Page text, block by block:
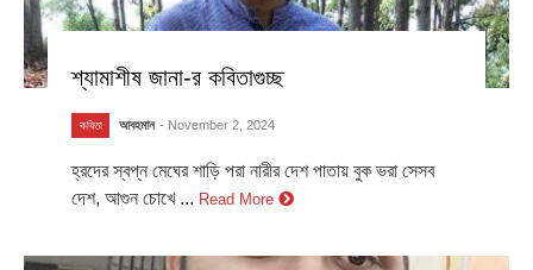
শ্যামাশীষ জানা-র কবিতাগুচ্ছ
কবিতা আবহমান - November 2, 2024
হ্রদের স্বপ্ন মেঘের শাড়ি পরা নারীর দেশ পাতায় বুক ভরা সেসব
দেশ, আগুন চোখে ... Read More